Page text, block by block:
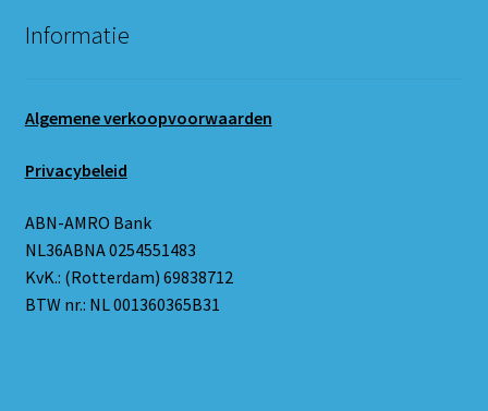
Informatie
Algemene verkoopvoorwaarden
Privacybeleid
ABN-AMRO Bank
NL36ABNA 0254551483
KvK.: (Rotterdam) 69838712
BTW nr.: NL 001360365B31